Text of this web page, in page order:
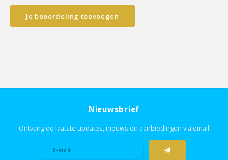
Je beoordeling toevoegen
Nieuwsbrief
Ontvang de laatste updates, nieuws en aanbiedingen via email